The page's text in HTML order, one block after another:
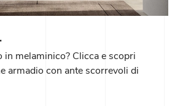
in melaminico? Clicca e scopri
armadio con ante scorrevoli di